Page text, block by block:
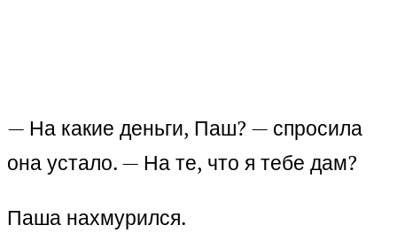
— На какие деньги, Паш? — спросила
она устало. — На те, что я тебе дам?
Паша нахмурился.